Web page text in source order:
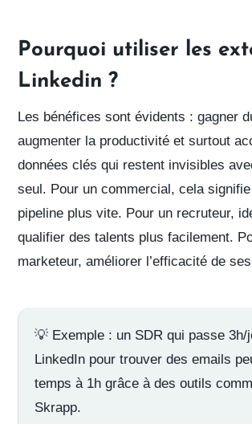
Pourquoi utiliser les
Linkedin ?
Les bénéfices sont évidents :gagner
augmenter la productivité et surtout
données clésqui restent invisibles
seul. Pour un commercial , cela signifie
pipeline plus vite. Pour un recruteur,
qualifier des talents plus facilement.
marketeur, améliorer l’efficacité de
💡 Exemple : un SDR qui passe 3h/
LinkedIn pour trouver des emails
temps à 1h grâce à des outils
Skrapp.